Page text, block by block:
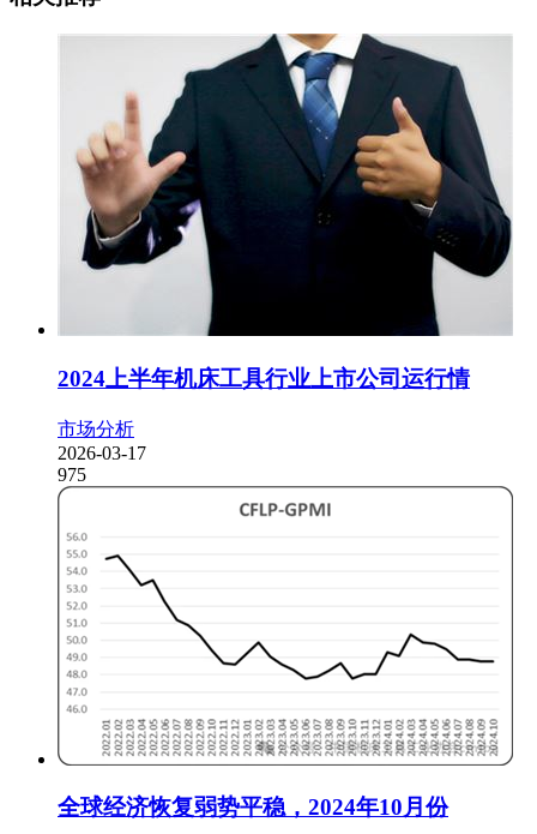
2024上半年机床工具行业上市公司运行情
市场分析
2026-03-17
975
全球经济恢复弱势平稳，2024年10月份